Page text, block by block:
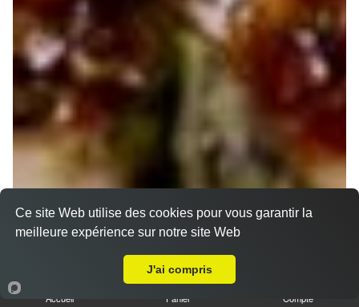
Accueil Panier Compte
Ce site Web utilise des cookies pour vous garantir la
meilleure expérience sur notre site Web
J'ai compris